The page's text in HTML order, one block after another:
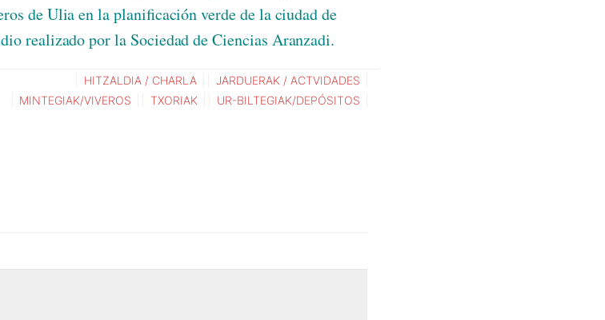
de Ulia en la planificación verde de la ciudad de
realizado por la Sociedad de Ciencias Aranzadi.
HITZALDIA / CHARLA
JARDUERAK / ACTVIDADES
MINTEGIAK/VIVEROS
TXORIAK UR-BILTEGIAK/DEPÓSITOS